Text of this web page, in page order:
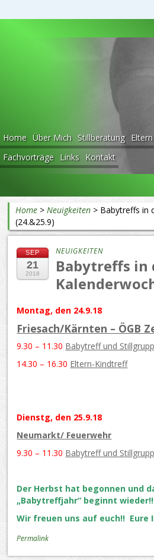
Home Über Mich Stillberatung
Fachvorträge Links Kontakt
Beratung rund ums
Home >Neuigkeiten > Babytreffs in
(24.&25.9)
SEP
21
2018
NEUIGKEITEN
Babytreffs in
Montag, den 24.9.18
Friesach/Kärnten – ÖGB
9.30 – 11.30 Babytreff und
14.30 – 16.30 Eltern-Kindtreff
Dienstg, den 25.9.18
Neumarkt/ Feuerwehr
9.30 – 11.30 Babytreff und
Der Herbst hat begonnen und
„Babytreffjahr“ beginnt wieder!!
Wir freuen uns auf euch!! Eure
Permalink